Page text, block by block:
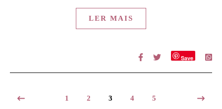
LER MAIS
Save
1 2 3 4 5